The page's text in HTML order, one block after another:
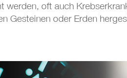
werden, oft auch
Gesteinen oder Erden